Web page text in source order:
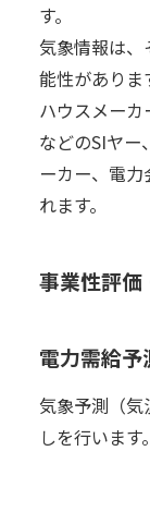
す。
気象情報は、
能性がありま
ハウスメー
などのSIヤー
ーカー、電
れます。
事業性評価
電力需給予
気象予測（気
しを行います。